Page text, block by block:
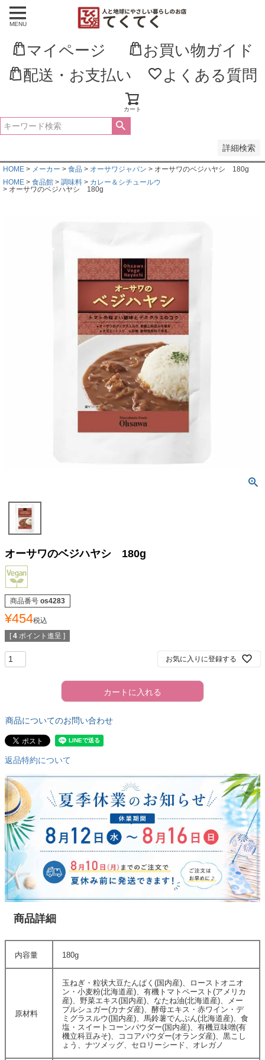
MENU
マイページ
お買い物ガイド
配送・お支払い
よくある質問
カート
詳細検索
新着順
登録順
価格が高い順
優先度順
HOME メーカー 食品 オーサワジャパン
オーサワのベジハヤシ 180g
HOME
食品館 調味料
カレー＆シチュールウ
オーサワのベジハヤシ 180g
オーサワのベジハヤシ 180g
商品番号 os4283
¥454税込
[ 4 ポイント進呈 ]
お気に入りに登録する
カートに入れる
商品についてのお問い合わせ
返品特約について
商品詳細
内容量 180g
原材料
玉ねぎ・粒状大豆たんぱく(国内産)、ローストオニオ
ン・小麦粉(北海道産)、有機トマトペースト(アメリカ
産)、野菜エキス(国内産)、なたね油(北海道産)、メー
プルシュガー(カナダ産)、酵母エキス・赤ワイン・デ
ミグラスルウ(国内産)、馬鈴薯でんぷん(北海道産)、食
塩・スイートコーンパウダー(国内産)、有機豆味噌(有
機立科豆みそ)、ココアパウダー(オランダ産)、黒こし
ょう、ナツメッグ、セロリーシード、オレガノ